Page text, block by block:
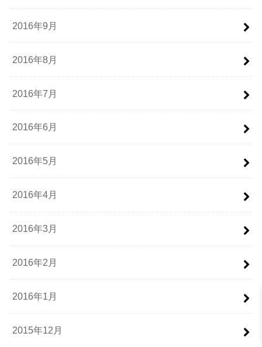
2016年9月
2016年8月
2016年7月
2016年6月
2016年5月
2016年4月
2016年3月
2016年2月
2016年1月
2015年12月